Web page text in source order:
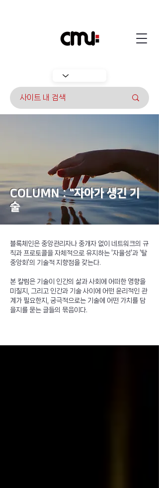
COLUMN : "자아가 생긴 기
술
블록체인은 중앙관리자나 중개자 없이 네트워크의 규
칙과 프로토콜을 자체적으로 유지하는 '자율성'과 '탈
중앙화'의 기술적 지향점을 갖는다.
본 칼럼은 기술이 인간의 삶과 사회에 어떠한 영향을
미칠지, 그리고 인간과 기술 사이에 어떤 윤리적인 관
계가 필요한지, 궁극적으로는 기술에 어떤 가치를 담
을지를 묻는 글들의 묶음이다.